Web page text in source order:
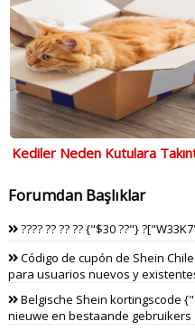
Kediler Neden Kutulara
Forumdan Başlıklar
???? ?? ?? ?? {"$30 ??"}
Código de cupón de Shein
para usuarios nuevos y
Belgische Shein kortingscode
nieuwe en bestaande gebruikers